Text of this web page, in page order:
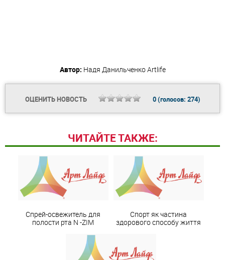
Автор: Надя ДанильченкоArtlife
ОЦЕНИТЬ НОВОСТЬ 0(голосов: 274)
ЧИТАЙТЕ ТАКЖЕ:
Спрей-освежитель для
полости рта N -ZIM
Спорт як частина
здорового способу життя